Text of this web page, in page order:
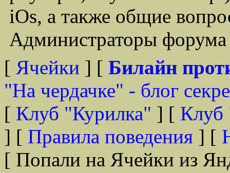
iOs, а также общие
Администраторы
[ Ячейки ] [ Билайн
"На чердачке" - блог
[ Клуб "Курилка" ] [ Клуб
] [ Правила поведения ] [
[ Попали на Ячейки из